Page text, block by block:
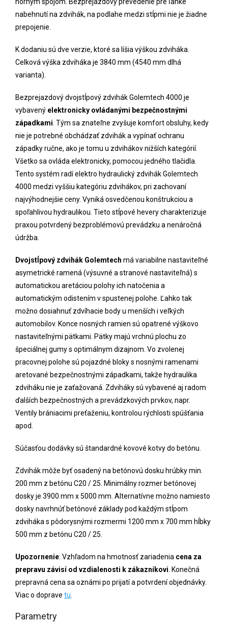
nabehnutí na zdvihák, na podlahe medzi stĺpmi nie je žiadne
prepojenie.
K dodaniu sú dve verzie, ktoré sa líšia výškou zdviháka.
Celková výška zdviháka je 3840 mm (4540 mm dlhá
varianta).
Bezprejazdový dvojstĺpový zdvihák Golemtech 4000 je
vybavený elektronicky ovládanými bezpečnostnými
západkami . Tým sa znateľne zvyšuje komfort obsluhy, kedy
nie je potrebné obchádzať zdvihák a vypínať ochranu
západky ručne, ako je tomu u zdvihákov nižších kategórií.
Všetko sa ovláda elektronicky, pomocou jedného tlačidla.
Tento systém radí elektro hydraulický zdvihák Golemtech
4000 medzi vyššiu kategóriu zdvihákov, pri zachovaní
najvýhodnejšie ceny. Vyniká osvedčenou konštrukciou a
spoľahlivou hydraulikou. Tieto stĺpové hevery charakterizuje
praxou potvrdený bezproblémovú prevádzku a nenáročná
údržba.
Dvojstĺpový zdvihák Golemtech má variabilne nastaviteľné
asymetrické ramená (výsuvné a stranové nastaviteľná) s
automatickou aretáciou polohy ich natočenia a
automatickým odistením v spustenej polohe. Ľahko tak
možno dosiahnuť zdvíhacie body u menších i veľkých
automobilov. Konce nosných ramien sú opatrené výškovo
nastaviteľnými pätkami. Pätky majú vrchnú plochu zo
špeciálnej gumy s optimálnym dizajnom. Vo zvolenej
pracovnej polohe sú pojazdné bloky s nosnými ramenami
aretované bezpečnostnými západkami, takže hydraulika
zdviháku nie je zaťažovaná. Zdviháky sú vybavené aj radom
ďalších bezpečnostných a prevádzkových prvkov, napr.
Ventily brániacimi preťaženiu, kontrolou rýchlosti spúšťania
apod.
Súčasťou dodávky sú štandardné kovové kotvy do betónu.
Zdvihák môže byť osadený na betónovú dosku hrúbky min.
200 mm z betónu C20 / 25. Minimálny rozmer betónovej
dosky je 3900 mm x 5000 mm. Alternatívne možno namiesto
dosky navrhnúť betónové základy pod každým stĺpom
zdviháka s pôdorysnými rozmermi 1200 mm x 700 mm hĺbky
500 mm z betónu C20 / 25.
Upozornenie: Vzhľadom na hmotnosť zariadenia cena za
prepravu závisí od vzdialenosti k zákazníkovi . Konečná
prepravná cena sa oznámi po prijatí a potvrdení objednávky.
Viac o doprave tu
Parametry